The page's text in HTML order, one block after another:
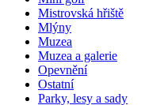
Mistrovská hřiště
Mlýny
Muzea
Muzea a galerie
Opevnění
Ostatní
Parky, lesy a sady